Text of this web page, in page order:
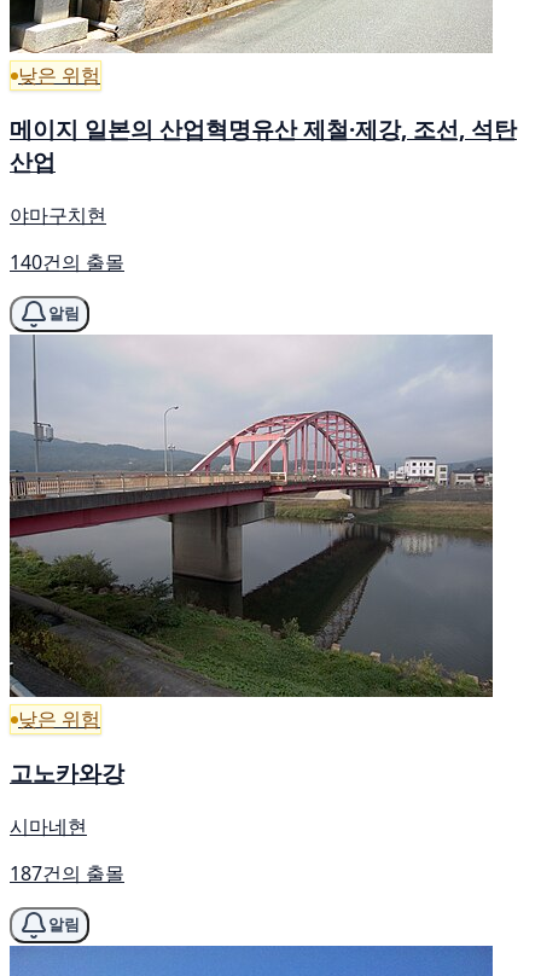
낮은 위험
메이지 일본의 산업혁명유산 제철·제강, 조선, 석탄
산업
야마구치현
140건의 출몰
알림
낮은 위험
고노카와강
시마네현
187건의 출몰
알림